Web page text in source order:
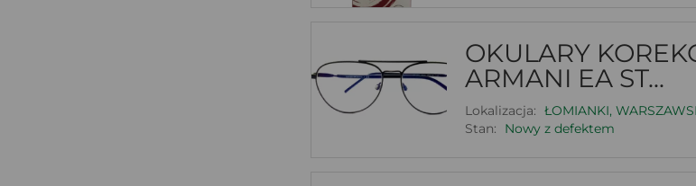
OKULARY
ARMANI EA ST...
Lokalizacja: ŁOMIANKI,
Stan:
Nowy z defektem